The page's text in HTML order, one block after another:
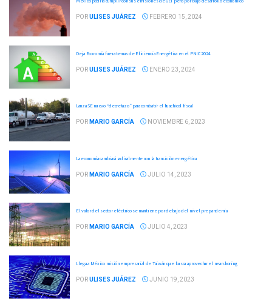
PORULISES JUÁREZ FEBRERO 15, 2024
Deja Economía fuera temas de Eficiencia Energética en el PNIC 2024
PORULISES JUÁREZ ENERO 23, 2024
Lanza SE nuevo “decretazo” para combatir el huachicol fiscal
POR MARIO GARCÍA NOVIEMBRE 6, 2023
La economía cambiará radicalmente con la transición energética
POR MARIO GARCÍA JULIO 14, 2023
El valor del sector eléctrico se mantiene por debajo del nivel prepandemia
POR MARIO GARCÍA JULIO 4, 2023
Llega a México misión empresarial de Taiwán que busca aprovechar el nearshoring
PORULISES JUÁREZ JUNIO 19, 2023